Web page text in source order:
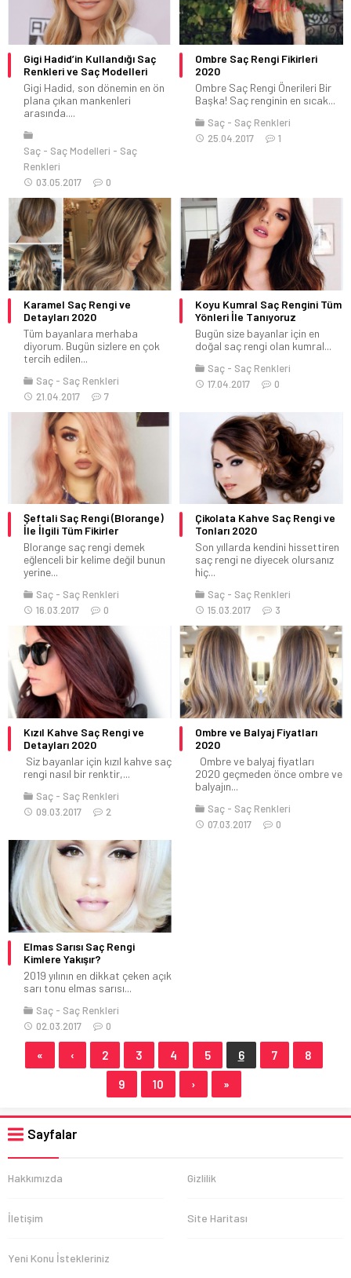
Gigi Hadid’in Kullandığı Saç
Renkleri ve Saç Modelleri
Gigi Hadid, son dönemin en ön
plana çıkan mankenleri
arasında....
Saç Saç Modelleri
Saç
Renkleri
03.05.2017
0
Ombre Saç Rengi Fikirleri
2020
Ombre Saç Rengi Önerileri Bir
Başka! Saç renginin en sıcak...
Saç
Saç Renkleri
25.04.2017
1
Karamel Saç Rengi ve
Detayları 2020
Tüm bayanlara merhaba
diyorum. Bugün sizlere en çok
tercih edilen...
Saç
Saç Renkleri
21.04.2017
7
Koyu Kumral Saç Rengini Tüm
Yönleri İle Tanıyoruz
Bugün size bayanlar için en
doğal saç rengi olan kumral...
Saç
Saç Renkleri
17.04.2017
0
Şeftali Saç Rengi (Blorange)
İle İlgili Tüm Fikirler
Blorange saç rengi demek
eğlenceli bir kelime değil bunun
yerine...
Saç
Saç Renkleri
16.03.2017
0
Çikolata Kahve Saç Rengi ve
Tonları 2020
Son yıllarda kendini hissettiren
saç rengi ne diyecek olursanız
hiç...
Saç
Saç Renkleri
15.03.2017
3
Kızıl Kahve Saç Rengi ve
Detayları 2020
Siz bayanlar için kızıl kahve saç
rengi nasıl bir renktir,...
Saç
Saç Renkleri
09.03.2017
2
Ombre ve Balyaj Fiyatları
2020
Ombre ve balyaj fiyatları
2020 geçmeden önce ombre ve
balyajın...
Saç
Saç Renkleri
07.03.2017
0
Elmas Sarısı Saç Rengi
Kimlere Yakışır?
2019 yılının en dikkat çeken açık
sarı tonu elmas sarısı...
Saç
Saç Renkleri
02.03.2017
0
« ‹ 2 3 4 5 6 7 8
9 10 › »
Sayfalar
Hakkımızda Gizlilik
İletişim Site Haritası
Yeni Konu İstekleriniz